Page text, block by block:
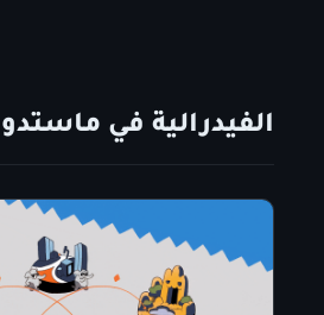
الفيدرالية في